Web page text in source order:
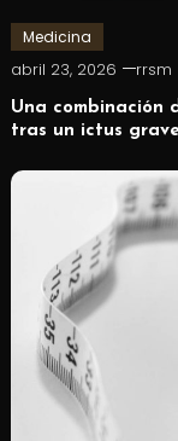
Medicina
abril 23, 2026 rrsm
Una combinación
tras un ictus grave